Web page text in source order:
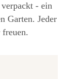
verpackt - ein
Garten. Jeder